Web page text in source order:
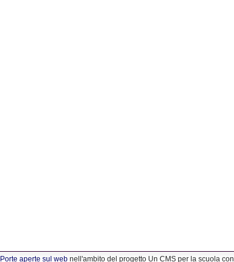
Porte aperte sul webnell'ambito del progetto Un CMS per la scuola con